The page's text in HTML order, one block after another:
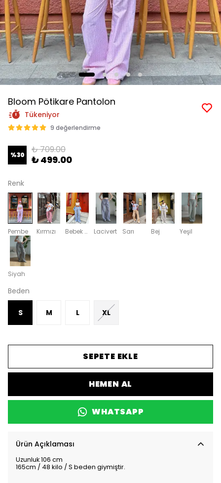
Bloom Pötikare Pantolon
Tükeniyor
9 değerlendirme
%30 ₺ 709.00
₺ 499.00
Renk
Pembe Kırmızı Bebek Mavi Lacivert Sarı Bej Yeşil
Siyah
Beden
S M L XL
SEPETE EKLE
HEMEN AL
WHATSAPP
Ürün Açıklaması
Uzunluk 106 cm
165cm / 48 kilo / S beden giymiştir.